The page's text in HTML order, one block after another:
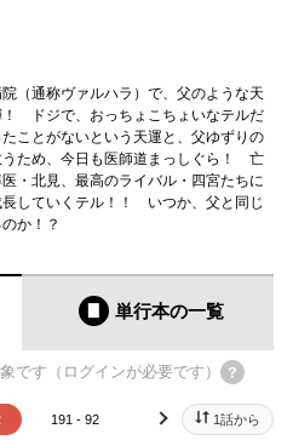
（通称ヴァルハラ）で、父のような天
ドジで、おっちょこちょいなテルだ
ことがないという天運と、父ゆずりの
ため、今日も医師道まっしぐら！ 亡
・北見、最高のライバル・四宮たちに
していくテル！！ いつか、父と同じ
か！？
単行本の一覧
です（ログインが必要です）
191 - 92 91 - 1
next 1話から